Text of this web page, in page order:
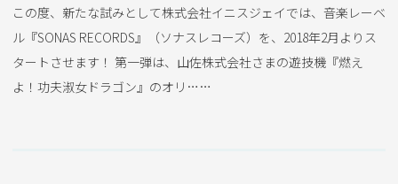
この度、新たな試みとして株式会社イニスジェイでは、音楽レーベ
ル『SONAS RECORDS』（ソナスレコーズ）を、2018年2月よりス
タートさせます！ 第一弾は、山佐株式会社さまの遊技機『燃え
よ！功夫淑女ドラゴン』のオリ……